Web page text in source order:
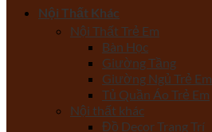
Nội Thất Khác
Nội Thất Trẻ Em
Bàn Học
Giường Tầng
Giường Ngủ Trẻ Em
Tủ Quần Áo Trẻ Em
Nội thất khác
Đồ Decor Trang Trí